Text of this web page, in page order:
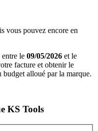
vous pouvez encore en
le 09/05/2026 et le
facture et obtenir le
budget alloué par la marque.
KS Tools